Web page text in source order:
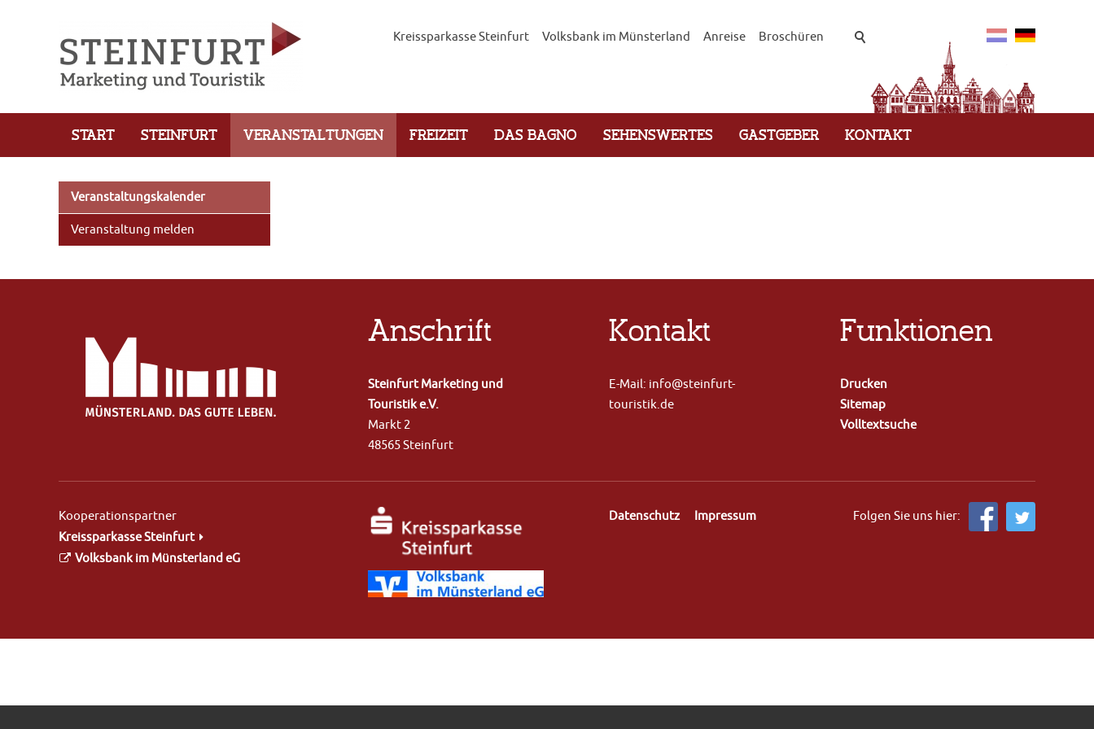
Kreissparkasse Steinfurt Volksbank im Münsterland Anreise Broschüren
START STEINFURT VERANSTALTUNGEN FREIZEIT DAS BAGNO SEHENSWERTES GASTGEBER KONTAKT
Veranstaltungskalender
Veranstaltung melden
Anschrift
Steinfurt Marketing und
Touristik e.V.
Markt 2
48565 Steinfurt
Kontakt
E-Mail: info@steinfurt-
touristik.de
Funktionen
Drucken
Sitemap
Volltextsuche
Kooperationspartner
Kreissparkasse Steinfurt
Volksbank im Münsterland eG
Datenschutz Impressum Folgen Sie uns hier: